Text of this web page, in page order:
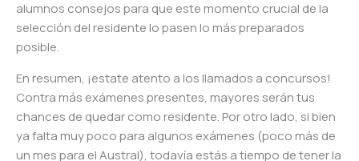
alumnos consejos para que este momento crucial de la
selección del residente lo pasen lo más preparados
posible.
En resumen, ¡estate atento a los llamados a concursos!
Contra más exámenes presentes, mayores serán tus
chances de quedar como residente. Por otro lado, si bien
ya falta muy poco para algunos exámenes (poco más de
un mes para el Austral), todavía estás a tiempo de tener la